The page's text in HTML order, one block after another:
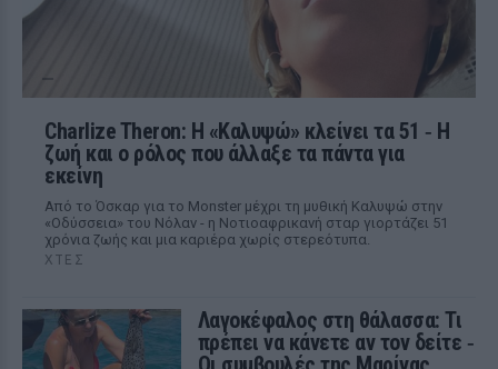
Charlize Theron: Η «Καλυψώ» κλείνει τα 51 ‑ H
ζωή και ο ρόλος που άλλαξε τα πάντα για
εκείνη
Από το Όσκαρ για το Monster μέχρι τη μυθική Καλυψώ στην
«Οδύσσεια» του Νόλαν - η Νοτιοαφρικανή σταρ γιορτάζει 51
χρόνια ζωής και μια καριέρα χωρίς στερεότυπα.
ΧΤΕΣ
Λαγοκέφαλος στη θάλασσα: Τι
πρέπει να κάνετε αν τον δείτε ‑